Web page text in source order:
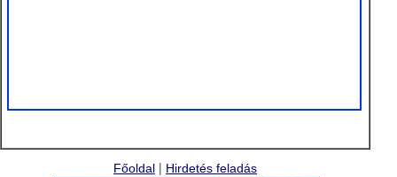
Főoldal | Hirdetés feladás